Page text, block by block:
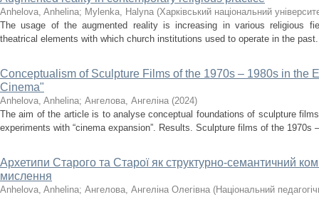
Anhelova, Anhelina; Mylenka, Halyna (Харківський національний
The usage of the augmented reality is increasing in various religious
theatrical elements with which church institutions used to operate in the
Conceptualism of Sculpture Films of the 1970s – 1980s in the
Cinema"
Anhelova, Anhelina; Ангелова, Ангеліна (2024)
The aim of the article is to analyse conceptual foundations of sculpture
experiments with “cinema expansion”. Results. Sculpture films of the 1970s
Архетипи Старого та Старої як структурно-семантичний
мислення
Anhelova, Anhelina; Ангелова, Ангеліна Олегівна (Національний